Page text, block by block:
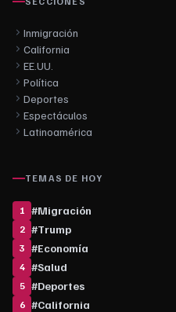
Inmigración
California
EE.UU.
Política
Deportes
Espectáculos
Latinoamérica
TEMAS DE HOY
1 #Migración
2 #Trump
3 #Economía
4 #Salud
5 #Deportes
6 #California